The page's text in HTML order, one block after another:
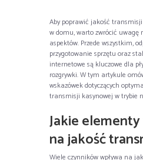
Aby poprawić jakość
w domu, warto zwrócić uwagę
aspektów. Przede wszystkim,
przygotowanie sprzętu oraz
internetowe są kluczowe dla
rozgrywki. W tym artykule
wskazówek dotyczących
transmisji kasynowej w trybie
Jakie
na jakość
Wiele czynników wpływa na